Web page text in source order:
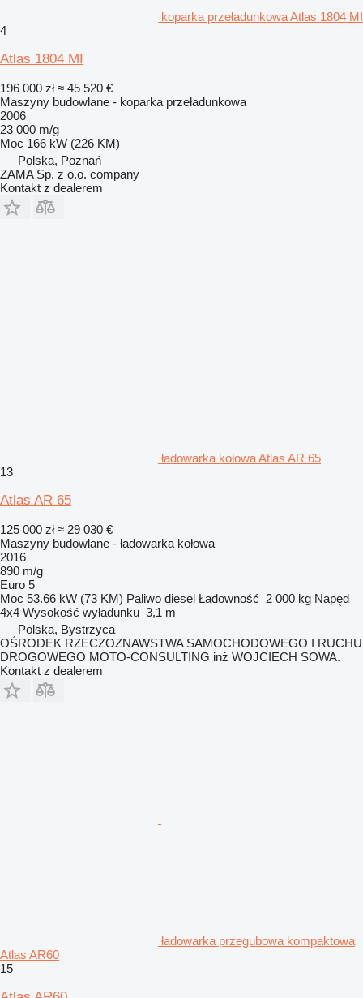
koparka przeładunkowa Atlas 1804 MI
4
Atlas 1804 MI
196 000 zł ≈ 45 520 €
Maszyny budowlane - koparka przeładunkowa
2006
23 000 m/g
Moc 166 kW (226 KM)
Polska, Poznań
ZAMA Sp. z o.o. company
Kontakt z dealerem
ładowarka kołowa Atlas AR 65
13
Atlas AR 65
125 000 zł ≈ 29 030 €
Maszyny budowlane - ładowarka kołowa
2016
890 m/g
Euro 5
Moc 53.66 kW (73 KM) Paliwo diesel Ładowność 2 000 kg Napęd
4x4 Wysokość wyładunku 3,1 m
Polska, Bystrzyca
OŚRODEK RZECZOZNAWSTWA SAMOCHODOWEGO I RUCHU
DROGOWEGO MOTO-CONSULTING inż WOJCIECH SOWA.
Kontakt z dealerem
ładowarka przegubowa kompaktowa
Atlas AR60
15